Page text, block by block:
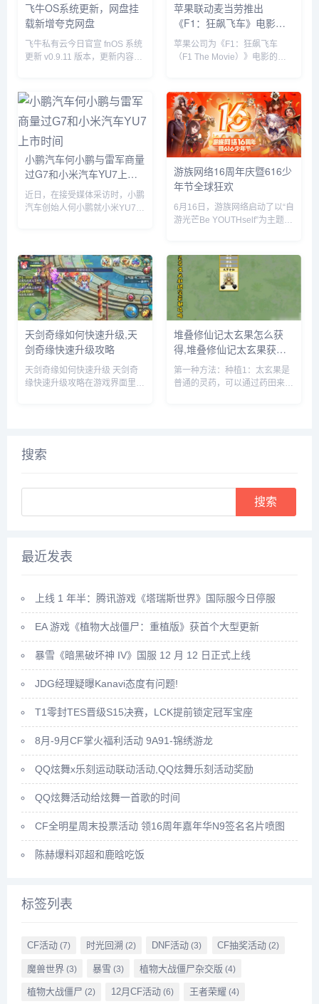
飞牛OS系统更新，网盘挂
载新增夸克网盘
飞牛私有云今日官宣 fnOS 系统
更新 v0.9.11 版本，更新内容包
置、优化硬盘类型（HDD、
SSD）的识别等。飞牛 f...
苹果联动麦当劳推出
《F1：狂飙飞车》电影套
餐
苹果公司为《F1：狂飙飞车
（F1 The Movie）》电影的全
味合作，粉丝们可以购买 F1 主
题套餐，并把独家定制的迷你赛
车带回家。...
小鹏汽车何小鹏与雷军商量
过G7和小米汽车YU7上市
时间
近日，在接受媒体采访时，小鹏
汽车创始人何小鹏就小米YU7的
间进行了多次深入讨论。在交流
过程中，何小鹏对小米YU7的...
游族网络16周年庆暨616少
年节全球狂欢
6月16日，游族网络启动了以“自
游光芒Be YOUTHself”为主题的
狂欢嘉年华，更集结了旗下产品
为全球玩家带来了庆生版本更新
及包含616...
天剑奇缘如何快速升级,天
剑奇缘快速升级攻略
天剑奇缘如何快速升级 天剑奇
缘快速升级攻略在游戏界面里，
悬赏任务，完成这些任务后，就
可以...
堆叠修仙记太玄果怎么获
得,堆叠修仙记太玄果获得
方法
第一种方法：种植1：太玄果是
普通的灵药，可以通过药田来种
搜索
最近发表
上线 1 年半：腾讯游戏《塔瑞斯世界》国际服今日停服
EA 游戏《植物大战僵尸：重植版》获首个大型更新
暴雪《暗黑破坏神 IV》国服 12 月 12 日正式上线
JDG经理疑曝Kanavi态度有问题!
T1零封TES晋级S15决赛，LCK提前锁定冠军宝座
8月-9月CF掌火福利活动 9A91-锦绣游龙
QQ炫舞x乐刻运动联动活动,QQ炫舞乐刻活动奖励
QQ炫舞活动给炫舞一首歌的时间
CF全明星周末投票活动 领16周年嘉年华N9签名名片喷图
陈赫爆料邓超和鹿晗吃饭
标签列表
CF活动(7) 时光回溯 (2) DNF活动 (3) CF抽奖活动 (2)
魔兽世界(3) 暴雪 (3) 植物大战僵尸杂交版 (4)
植物大战僵尸 (2) 12月CF活动(6) 王者荣耀 (4)